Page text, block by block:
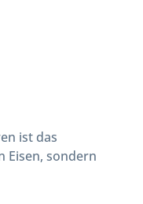
ist das
Eisen, sondern